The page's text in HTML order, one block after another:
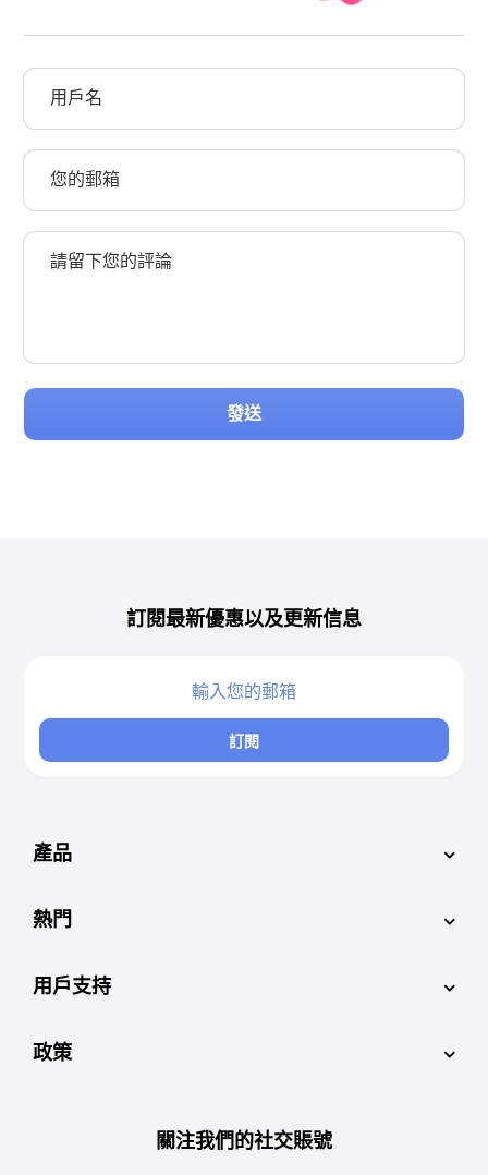
發送
訂閱最新優惠以及更新信息
訂閱
產品
熱門
用戶支持
政策
關注我們的社交賬號